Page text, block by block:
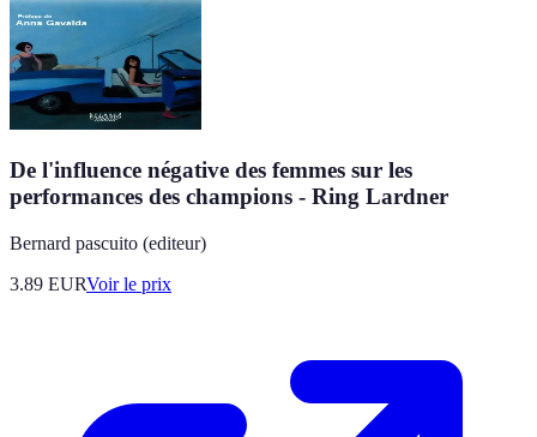
De l'influence négative des femmes sur les
performances des champions - Ring Lardner
Bernard pascuito (editeur)
3.89 EURVoir le prix